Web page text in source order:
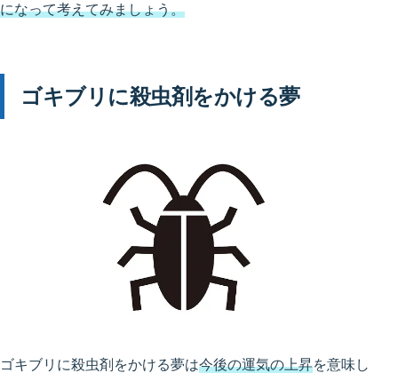
になって考えてみましょう。
ゴキブリに殺虫剤をかける夢
ゴキブリに殺虫剤をかける夢は今後の運気の上昇を意味し